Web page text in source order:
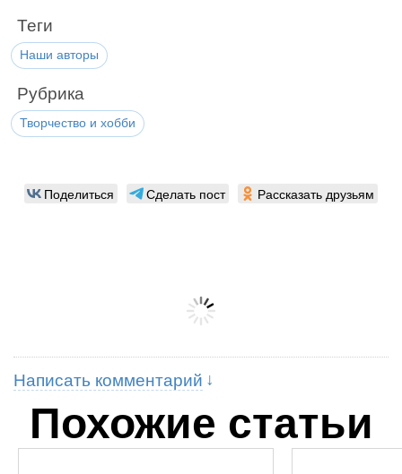
Теги
Наши авторы
Рубрика
Творчество и хобби
Поделиться Сделать пост Рассказать друзьям
Написать комментарий
Похожие статьи